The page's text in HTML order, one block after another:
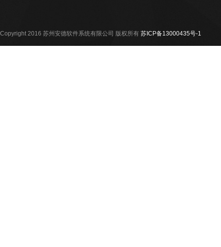
Copyright 2016 苏州安德软件系统有限公司 版权所有 苏ICP备13000435号-1